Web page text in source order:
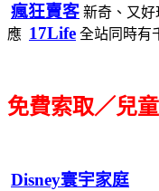
瘋狂賣客 新奇、又
應 17Life 全站同時有
免費索取／兒
Disney寰宇家庭